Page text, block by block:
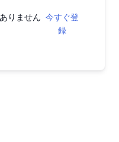
りません 今すぐ登
録